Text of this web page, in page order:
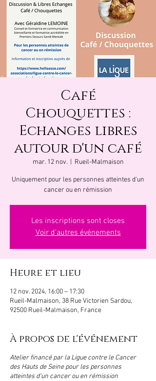
Café
Chouquettes :
Echanges libres
autour d'un café
mar. 12 nov.
  |
Rueil-Malmaison
Uniquement pour les personnes atteintes d'un
cancer ou en rémission
Les inscriptions sont closes
Voir d'autres événements
Heure et lieu
12 nov. 2024, 16:00 – 17:30
Rueil-Malmaison, 38 Rue Victorien Sardou,
92500 Rueil-Malmaison, France
À propos de l'événement
Atelier financé par la Ligue contre le Cancer
des Hauts de Seine pour les personnes
atteintes d'un cancer ou en rémission